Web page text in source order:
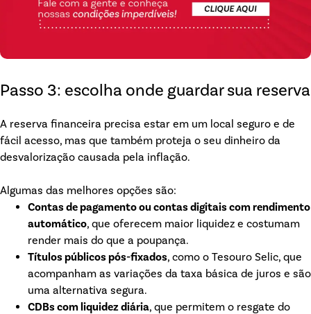
Passo 3: escolha onde guardar sua reserva
A reserva financeira precisa estar em um local seguro e de
fácil acesso, mas que também proteja o seu dinheiro da
desvalorização causada pela inflação.
Algumas das melhores opções são:
Contas de pagamento ou contas digitais com rendimento
automático, que oferecem maior liquidez e costumam
render mais do que a poupança.
Títulos públicos pós-fixados, como o Tesouro Selic, que
acompanham as variações da taxa básica de juros e são
uma alternativa segura.
CDBs com liquidez diária, que permitem o resgate do